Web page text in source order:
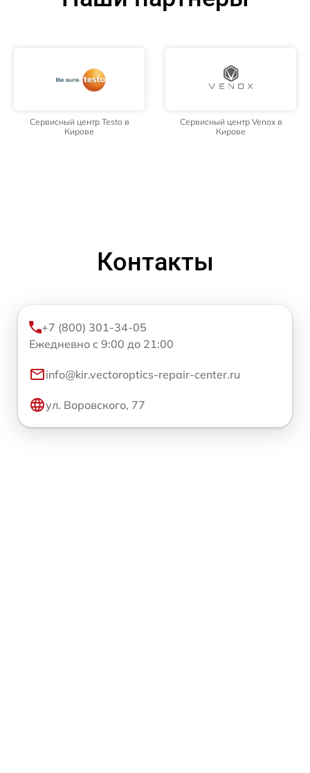
Сервисный центр Testo в
Кирове
Сервисный центр Venox в
Кирове
Контакты
+7 (800) 301-34-05
Ежедневно с 9:00 до 21:00
info@kir.vectoroptics-repair-center.ru
ул. Воровского, 77